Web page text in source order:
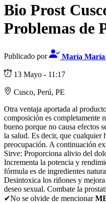
Bio Prost
Problemas de
Publicado por María
13 Mayo - 11:17
Cusco, Perú, PE
Otra ventaja aportada al
composición es completamente
bueno porque no causa efectos
la salud. Es decir, que cualquier
preocupación. A continuación
Sirve: Proporciona alivio del
Incrementa la potencia y
fórmula es de ingredientes
Desintoxica los riñones y
deseo sexual. Combate la
✔No se olvide de mencionar